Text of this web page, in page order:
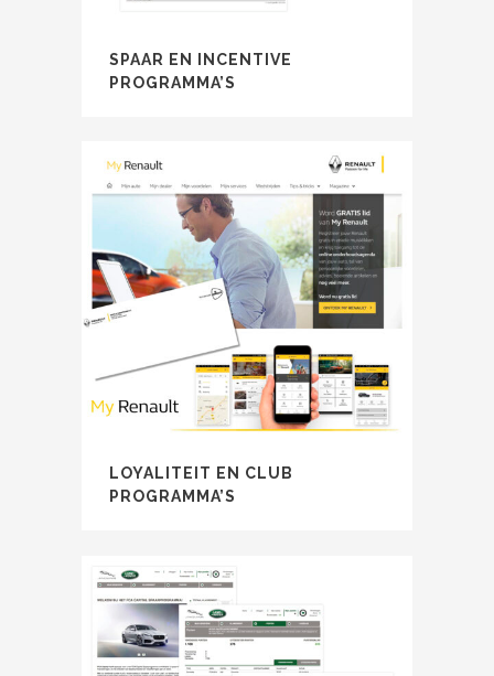
SPAAR EN INCENTIVE
PROGRAMMA’S
LOYALITEIT EN CLUB
PROGRAMMA’S